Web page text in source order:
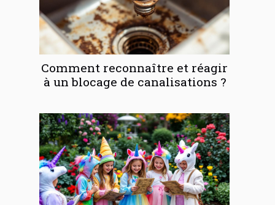
Comment reconnaître et réagir
à un blocage de canalisations ?